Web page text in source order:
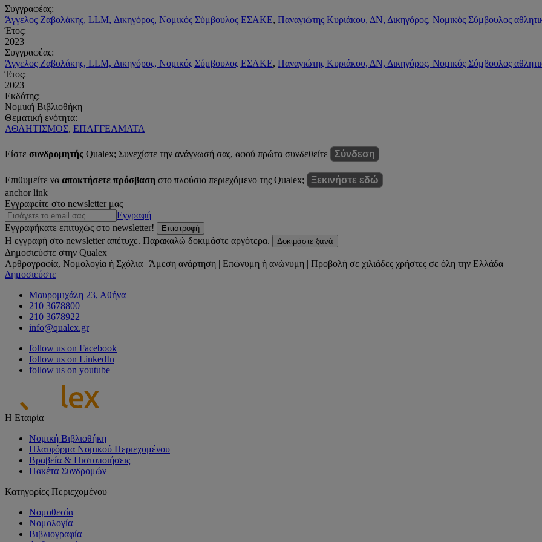
Συγγραφέας:
Άγγελος Ζαβολάκης, LLM, Δικηγόρος, Νομικός Σύμβουλος ΕΣΑΚΕ, Παναγιώτης Κυριάκου, ΔΝ, Δικηγόρος, Νομικός Σύμβουλος
Έτος:
2023
Συγγραφέας:
Άγγελος Ζαβολάκης, LLM, Δικηγόρος, Νομικός Σύμβουλος ΕΣΑΚΕ, Παναγιώτης Κυριάκου, ΔΝ, Δικηγόρος, Νομικός Σύμβουλος
Έτος:
2023
Εκδότης:
Νομική Βιβλιοθήκη
Θεματική ενότητα:
ΑΘΛΗΤΙΣΜΟΣ, ΕΠΑΓΓΕΛΜΑΤΑ
Είστε συνδρομητής Qualex; Συνεχίστε την ανάγνωσή σας, αφού πρώτα συνδεθείτε Σύνδεση
Επιθυμείτε να αποκτήσετε πρόσβαση στο πλούσιο περιεχόμενο της Qualex;
Ξεκινήστε εδώ
anchor link
Εγγραφείτε στο newsletter μας
Εγγραφή
Εγγραφήκατε επιτυχώς στο newsletter!
Επιστροφή
Η εγγραφή στο newsletter απέτυχε. Παρακαλώ δοκιμάστε αργότερα. Δοκιμάστε ξανά
Δημοσιεύστε στην Qualex
Αρθρογραφία, Νομολογία ή Σχόλια | Άμεση ανάρτηση | Επώνυμη ή ανώνυμη | Προβολή σε χιλιάδες χρήστες σε όλη την Ελλάδα
Δημοσιεύστε
Μαυρομιχάλη 23, Αθήνα
210 3678800
210 3678922
info@qualex.gr
follow us on Facebook
follow us on LinkedIn
follow us on youtube
Η Εταιρία
Νομική Βιβλιοθήκη
Πλατφόρμα Νομικού Περιεχομένου
Βραβεία & Πιστοποιήσεις
Πακέτα Συνδρομών
Κατηγορίες Περιεχομένου
Νομοθεσία
Νομολογία
Βιβλιογραφία